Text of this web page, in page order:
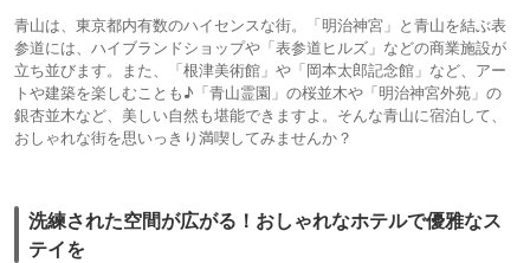
青山は、東京都内有数のハイセンスな街。「明治神宮」と青山を結ぶ表
参道には、ハイブランドショップや「表参道ヒルズ」などの商業施設が
立ち並びます。また、「根津美術館」や「岡本太郎記念館」など、アー
トや建築を楽しむことも♪「青山霊園」の桜並木や「明治神宮外苑」の
銀杏並木など、美しい自然も堪能できますよ。そんな青山に宿泊して、
おしゃれな街を思いっきり満喫してみませんか？
洗練された空間が広がる！おしゃれなホテルで優雅なス
テイを